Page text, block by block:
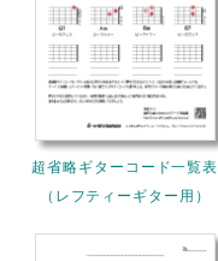
超省略ギターコード一覧表
（レフティーギター用）